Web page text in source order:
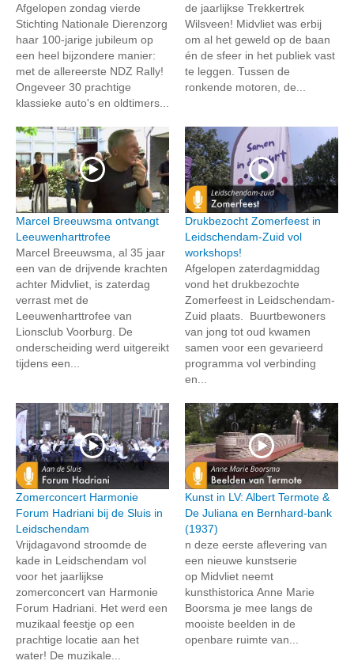
Afgelopen zondag vierde
Stichting Nationale Dierenzorg
haar 100-jarige jubileum op
een heel bijzondere manier:
met de allereerste NDZ Rally!
Ongeveer 30 prachtige
klassieke auto's en oldtimers...
de jaarlijkse Trekkertrek
Wilsveen! Midvliet was erbij
om al het geweld op de baan
én de sfeer in het publiek vast
te leggen. Tussen de
ronkende motoren, de...
Marcel Breeuwsma ontvangt
Leeuwenharttrofee
Marcel Breeuwsma, al 35 jaar
een van de drijvende krachten
achter Midvliet, is zaterdag
verrast met de
Leeuwenharttrofee van
Lionsclub Voorburg. De
onderscheiding werd uitgereikt
tijdens een...
Drukbezocht Zomerfeest in
Leidschendam-Zuid vol
workshops!
Afgelopen zaterdagmiddag
vond het drukbezochte
Zomerfeest in Leidschendam-
Zuid plaats. Buurtbewoners
van jong tot oud kwamen
samen voor een gevarieerd
programma vol verbinding
en...
Zomerconcert Harmonie
Forum Hadriani bij de Sluis in
Leidschendam
Vrijdagavond stroomde de
kade in Leidschendam vol
voor het jaarlijkse
zomerconcert van Harmonie
Forum Hadriani. Het werd een
muzikaal feestje op een
prachtige locatie aan het
water! De muzikale...
Kunst in LV: Albert Termote &
De Juliana en Bernhard-bank
(1937)
n deze eerste aflevering van
een nieuwe kunstserie
op Midvliet neemt
kunsthistorica Anne Marie
Boorsma je mee langs de
mooiste beelden in de
openbare ruimte van...